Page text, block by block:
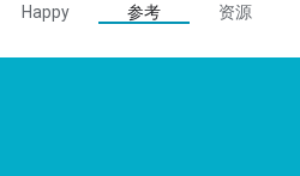
Happy 参考
资源